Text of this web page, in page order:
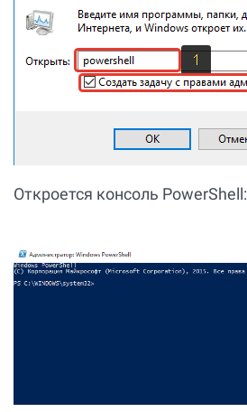
Откроется консоль PowerShell: